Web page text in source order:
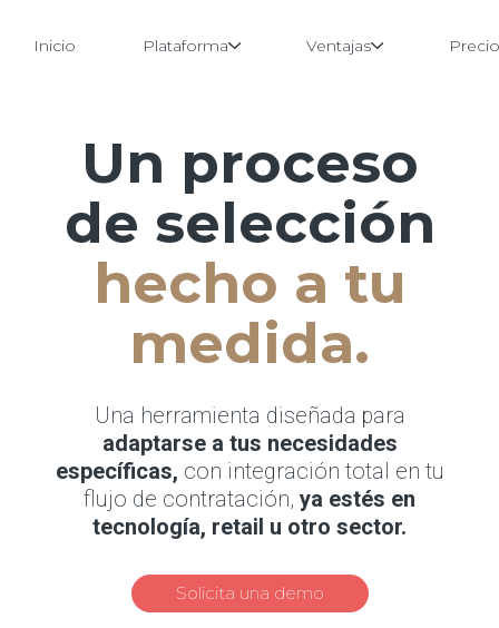
Inicio Plataforma Ventajas
Un proceso
de selección
hecho a tu
medida.
Una herramienta diseñada para
adaptarse a tus necesidades
específicas, con integración total en tu
flujo de contratación, ya estés en
tecnología, retail u otro sector.
Solicita una demo